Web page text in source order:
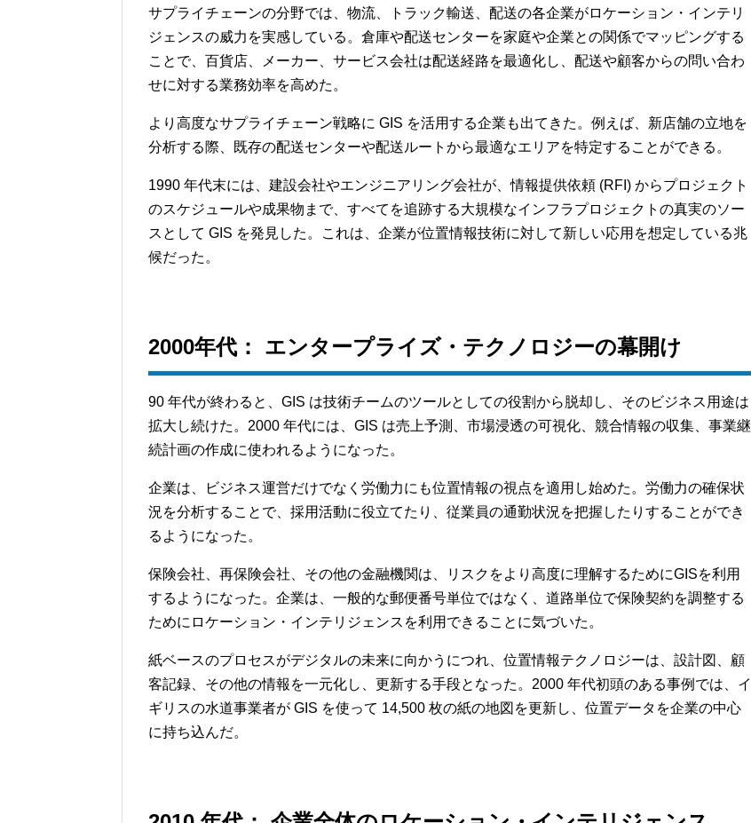
サプライチェーンの分野では、物流、トラック輸送、配送の各企業がロケーション・インテリ
ジェンスの威力を実感している。倉庫や配送センターを家庭や企業との関係でマッピングする
ことで、百貨店、メーカー、サービス会社は配送経路を最適化し、配送や顧客からの問い合わ
せに対する業務効率を高めた。
より高度なサプライチェーン戦略に GIS を活用する企業も出てきた。例えば、新店舗の立地を
分析する際、既存の配送センターや配送ルートから最適なエリアを特定することができる。
1990 年代末には、建設会社やエンジニアリング会社が、情報提供依頼 (RFI) からプロジェクト
のスケジュールや成果物まで、すべてを追跡する大規模なインフラプロジェクトの真実のソー
スとして GIS を発見した。これは、企業が位置情報技術に対して新しい応用を想定している兆
候だった。
2000年代： エンタープライズ・テクノロジーの幕開け
90 年代が終わると、GIS は技術チームのツールとしての役割から脱却し、そのビジネス用途は
拡大し続けた。2000 年代には、GIS は売上予測、市場浸透の可視化、競合情報の収集、事業継
続計画の作成に使われるようになった。
企業は、ビジネス運営だけでなく労働力にも位置情報の視点を適用し始めた。労働力の確保状
況を分析することで、採用活動に役立てたり、従業員の通勤状況を把握したりすることができ
るようになった。
保険会社、再保険会社、その他の金融機関は、リスクをより高度に理解するためにGISを利用
するようになった。企業は、一般的な郵便番号単位ではなく、道路単位で保険契約を調整する
ためにロケーション・インテリジェンスを利用できることに気づいた。
紙ベースのプロセスがデジタルの未来に向かうにつれ、位置情報テクノロジーは、設計図、顧
客記録、その他の情報を一元化し、更新する手段となった。2000 年代初頭のある事例では、イ
ギリスの水道事業者が GIS を使って 14,500 枚の紙の地図を更新し、位置データを企業の中心
に持ち込んだ。